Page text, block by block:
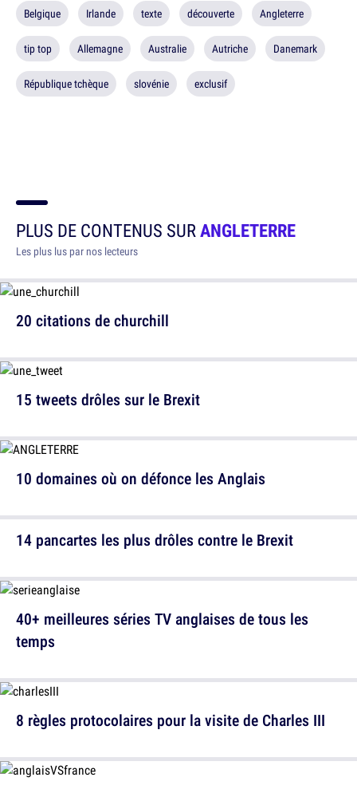
Belgique Irlande texte découverte Angleterre
tip top Allemagne Australie Autriche Danemark
République tchèque slovénie exclusif
PLUS DE CONTENUS SURANGLETERRE
Les plus lus par nos lecteurs
20 citations de churchill
10 domaines où on défonce les Anglais
40+ meilleures séries TV anglaises de tous les
temps
15 tweets drôles sur le Brexit
14 pancartes les plus drôles contre le Brexit
8 règles protocolaires pour la visite de Charles III